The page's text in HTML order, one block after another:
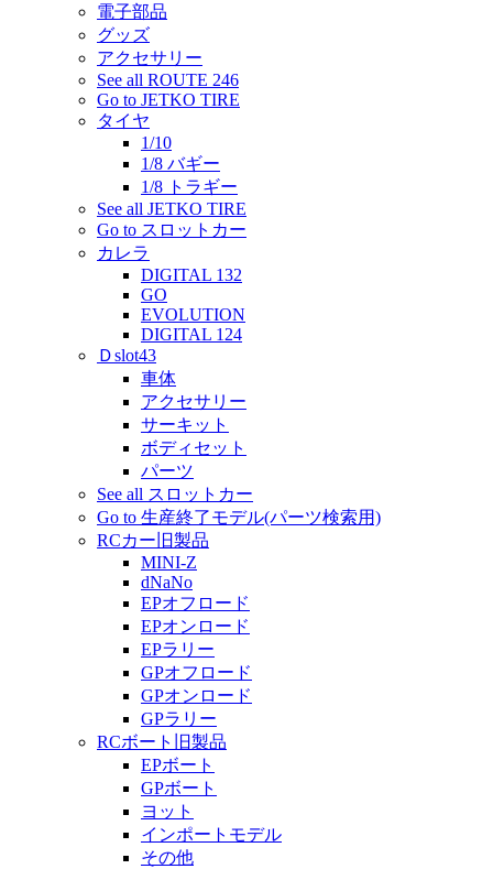
電子部品
グッズ
アクセサリー
See all ROUTE 246
Go to JETKO TIRE
タイヤ
1/10
1/8 バギー
1/8 トラギー
See all JETKO TIRE
Go to スロットカー
カレラ
DIGITAL 132
GO
EVOLUTION
DIGITAL 124
Ｄslot43
車体
アクセサリー
サーキット
ボディセット
パーツ
See all スロットカー
Go to 生産終了モデル(パーツ検索用)
RCカー旧製品
MINI-Z
dNaNo
EPオフロード
EPオンロード
EPラリー
GPオフロード
GPオンロード
GPラリー
RCボート旧製品
EPボート
GPボート
ヨット
インポートモデル
その他